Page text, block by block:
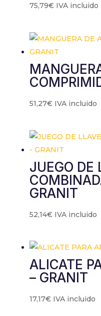
75,79€ IVA incluido
51,27€ IVA incluido
JUEGO DE
GRANIT
52,14€ IVA incluido
ALICATE
– GRANIT
17,17€ IVA incluido